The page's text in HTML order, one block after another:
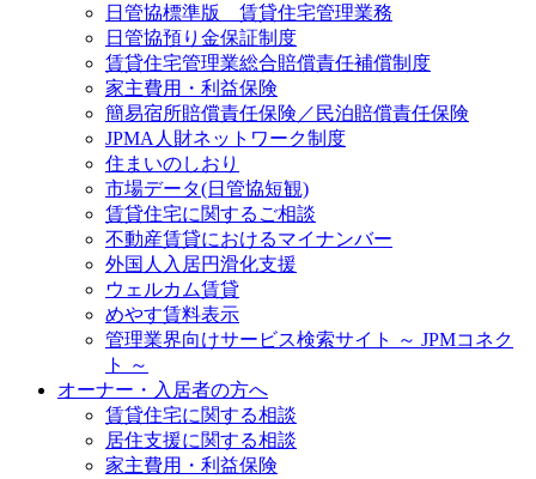
日管協標準版 賃貸住宅管理業務
日管協預り金保証制度
賃貸住宅管理業総合賠償責任補償制度
家主費用・利益保険
簡易宿所賠償責任保険／民泊賠償責任保険
JPMA人財ネットワーク制度
住まいのしおり
市場データ(日管協短観)
賃貸住宅に関するご相談
不動産賃貸におけるマイナンバー
外国人入居円滑化支援
ウェルカム賃貸
めやす賃料表示
管理業界向けサービス検索サイト ～ JPMコネク
ト ～
オーナー・入居者の方へ
賃貸住宅に関する相談
居住支援に関する相談
家主費用・利益保険